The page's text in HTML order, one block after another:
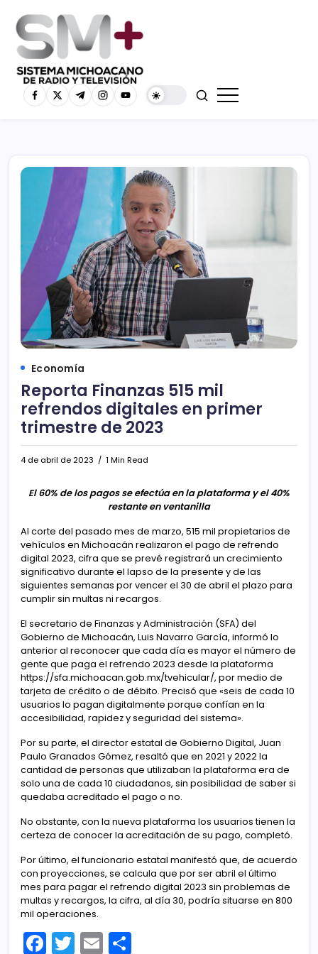
Economía
Reporta Finanzas 515 mil
refrendos digitales en primer
trimestre de 2023
4 de abril de 2023 1 Min Read
El 60% de los pagos se efectúa en la plataforma y el 40%
restante en ventanilla
Al corte del pasado mes de marzo, 515 mil propietarios de
vehículos en Michoacán realizaron el pago de refrendo
digital 2023, cifra que se prevé registrará un crecimiento
significativo durante el lapso de la presente y de las
siguientes semanas por vencer el 30 de abril el plazo para
cumplir sin multas ni recargos.
El secretario de Finanzas y Administración (SFA) del
Gobierno de Michoacán, Luis Navarro García, informó lo
anterior al reconocer que cada día es mayor el número de
gente que paga el refrendo 2023 desde la plataforma
https://sfa.michoacan.gob.mx/tvehicular/, por medio de
tarjeta de crédito o de débito. Precisó que «seis de cada 10
usuarios lo pagan digitalmente porque confían en la
accesibilidad, rapidez y seguridad del sistema».
Por su parte, el director estatal de Gobierno Digital, Juan
Paulo Granados Gómez, resaltó que en 2021 y 2022 la
cantidad de personas que utilizaban la plataforma era de
solo una de cada 10 ciudadanos, sin posibilidad de saber si
quedaba acreditado el pago o no.
No obstante, con la nueva plataforma los usuarios tienen la
certeza de conocer la acreditación de su pago, completó.
Por último, el funcionario estatal manifestó que, de acuerdo
con proyecciones, se calcula que por ser abril el último
mes para pagar el refrendo digital 2023 sin problemas de
multas y recargos, la cifra, al día 30, podría situarse en 800
mil operaciones.
F T E